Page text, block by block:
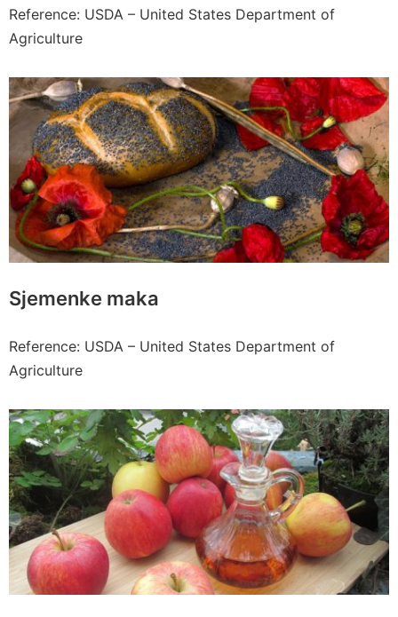
Reference: USDA – United States Department of
Agriculture
Sjemenke maka
Reference: USDA – United States Department of
Agriculture